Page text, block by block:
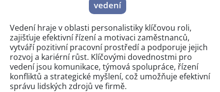
vedení
Vedení hraje v oblasti personalistiky klíčovou roli,
zajišťuje efektivní řízení a motivaci zaměstnanců,
vytváří pozitivní pracovní prostředí a podporuje jejich
rozvoj a kariérní růst. Klíčovými dovednostmi pro
vedení jsou komunikace, týmová spolupráce, řízení
konfliktů a strategické myšlení, což umožňuje efektivní
správu lidských zdrojů ve firmě.